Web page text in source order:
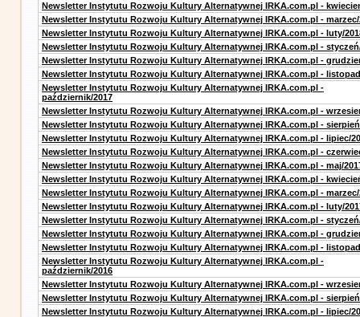
Newsletter Instytutu Rozwoju Kultury Alternatywnej IRKA.com.pl -
Newsletter Instytutu Rozwoju Kultury Alternatywnej IRKA.com.pl - marzec/
Newsletter Instytutu Rozwoju Kultury Alternatywnej IRKA.com.pl - luty/
Newsletter Instytutu Rozwoju Kultury Alternatywnej IRKA.com.pl -
Newsletter Instytutu Rozwoju Kultury Alternatywnej IRKA.com.pl -
Newsletter Instytutu Rozwoju Kultury Alternatywnej IRKA.com.pl -
Newsletter Instytutu Rozwoju Kultury Alternatywnej IRKA.com.pl -
październik/2017
Newsletter Instytutu Rozwoju Kultury Alternatywnej IRKA.com.pl -
Newsletter Instytutu Rozwoju Kultury Alternatywnej IRKA.com.pl -
Newsletter Instytutu Rozwoju Kultury Alternatywnej IRKA.com.pl - lipiec/
Newsletter Instytutu Rozwoju Kultury Alternatywnej IRKA.com.pl -
Newsletter Instytutu Rozwoju Kultury Alternatywnej IRKA.com.pl - maj/
Newsletter Instytutu Rozwoju Kultury Alternatywnej IRKA.com.pl -
Newsletter Instytutu Rozwoju Kultury Alternatywnej IRKA.com.pl - marzec/
Newsletter Instytutu Rozwoju Kultury Alternatywnej IRKA.com.pl - luty/
Newsletter Instytutu Rozwoju Kultury Alternatywnej IRKA.com.pl -
Newsletter Instytutu Rozwoju Kultury Alternatywnej IRKA.com.pl -
Newsletter Instytutu Rozwoju Kultury Alternatywnej IRKA.com.pl -
Newsletter Instytutu Rozwoju Kultury Alternatywnej IRKA.com.pl -
październik/2016
Newsletter Instytutu Rozwoju Kultury Alternatywnej IRKA.com.pl -
Newsletter Instytutu Rozwoju Kultury Alternatywnej IRKA.com.pl -
Newsletter Instytutu Rozwoju Kultury Alternatywnej IRKA.com.pl - lipiec/